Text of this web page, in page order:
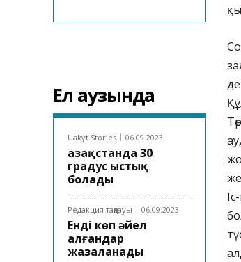
Ел аузында
Uakyt Stories 06.09.2023
Қазақстанда 30
градус ыстық
болады
Редакция таңдауы 06.09.2023
Енді көп әйел
алғандар
жазаланады